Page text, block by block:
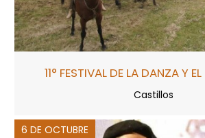
11° FESTIVAL DE LA DANZA Y
Castillos
6 DE OCTUBRE